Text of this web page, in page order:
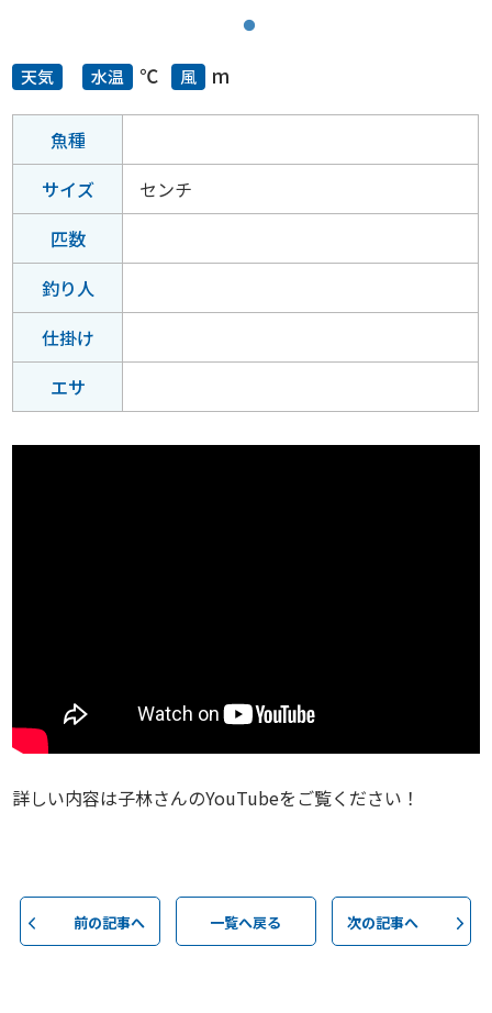
天気 水温 ℃ 風 m
魚種
サイズ
センチ
匹数
釣り人
仕掛け
エサ
詳しい内容は子林さんのYouTubeをご覧ください！
前の記事へ 一覧へ戻る 次の記事へ